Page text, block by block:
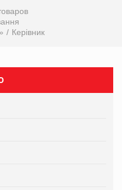
Керівник